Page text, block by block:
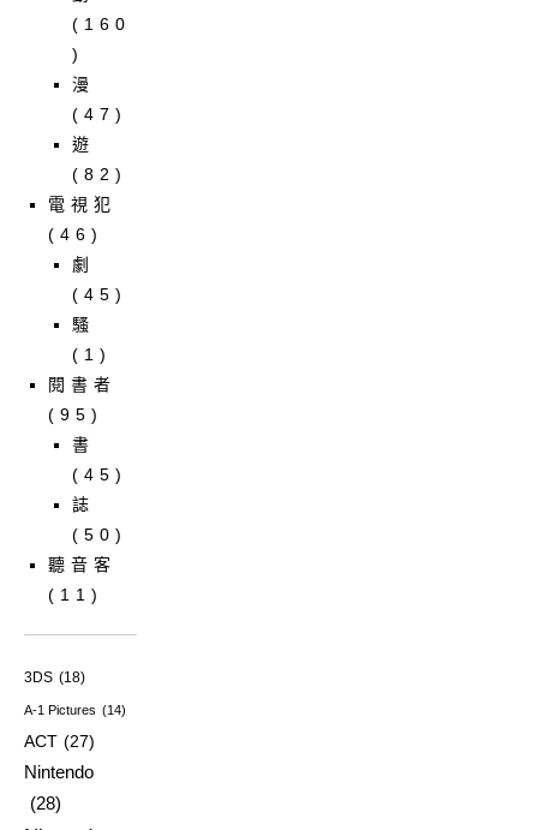
(160
)
漫
(47)
遊
(82)
電視犯
(46)
劇
(45)
騷
(1)
閱書者
(95)
書
(45)
誌
(50)
聽音客
(11)
3DS (18)
A-1 Pictures (14)
ACT (27)
Nintendo
(28)